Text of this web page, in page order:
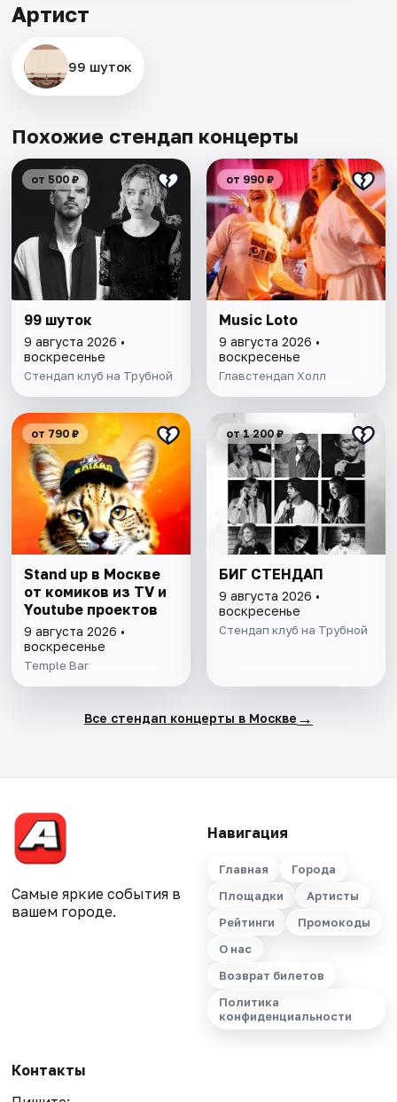
Артист
99 шуток
Похожие стендап концерты
от 500 ₽
99 шуток
9 августа 2026 •
воскресенье
Стендап клуб на Трубной
от 990 ₽
Music Loto
9 августа 2026 •
воскресенье
Главстендап Холл
от 790 ₽
Stand up в Москве
от комиков из TV и
Youtube проектов
9 августа 2026 •
воскресенье
Temple Bar
от 1 200 ₽
БИГ СТЕНДАП
9 августа 2026 •
воскресенье
Стендап клуб на Трубной
Все стендап концерты в Москве →
Самые яркие события в
вашем городе.
Навигация
Главная
Города
Площадки
Артисты
Рейтинги
Промокоды
О нас
Возврат билетов
Политика
конфиденциальности
Контакты